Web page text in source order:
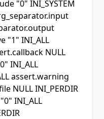
"0" INI_SYSTEM
"1" INI_ALL
NULL
INI_ALL
assert.warning
NULL INI_PERDIR
"0" INI_ALL